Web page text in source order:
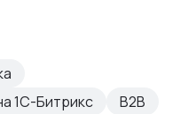
1С-Битрикс B2B